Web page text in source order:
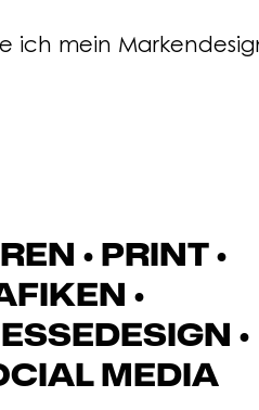
ich mein
• PRINT •
•
•
MEDIA